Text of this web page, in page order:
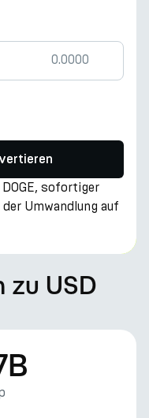
sofortiger
Umwandlung auf
USD